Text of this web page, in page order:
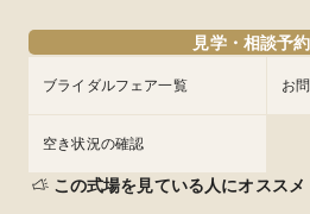
万円相当豪華7品コース試食
【成約特典】挙式料最大全額プレゼン
イートルーム一泊プレゼント
招待
見学・相談予約
ブライダルフェア一覧 お
空き状況の確認
この式場を見ている人にオススメ